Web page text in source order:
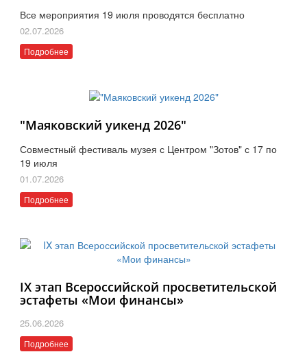
Все мероприятия 19 июля проводятся бесплатно
02.07.2026
Подробнее
"Маяковский уикенд 2026"
Совместный фестиваль музея с Центром "Зотов" с 17 по
19 июля
01.07.2026
Подробнее
IX этап Всероссийской просветительской
эстафеты «Мои финансы»
25.06.2026
Подробнее